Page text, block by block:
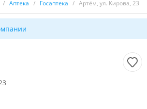
/ Аптека / Госаптека / Артём, ул. Кирова, 23